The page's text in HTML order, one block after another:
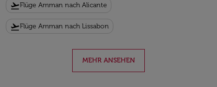
flight_takeoffFlüge Amman nach Alicante
flight_takeoffFlüge Amman nach Lissabon
MEHR ANSEHEN